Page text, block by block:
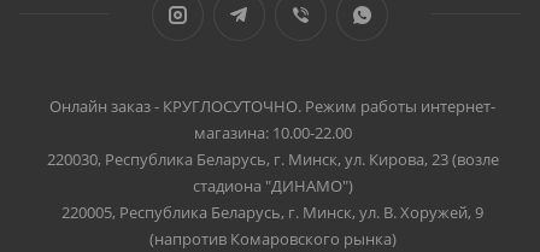
Онлайн заказ - КРУГЛОСУТОЧНО. Режим работы интернет-
магазина: 10.00-22.00
220030, Республика Беларусь, г. Минск, ул. Кирова, 23 (возле
стадиона "ДИНАМО")
220005, Республика Беларусь, г. Минск, ул. В. Хоружей, 9
(напротив Комаровского рынка)